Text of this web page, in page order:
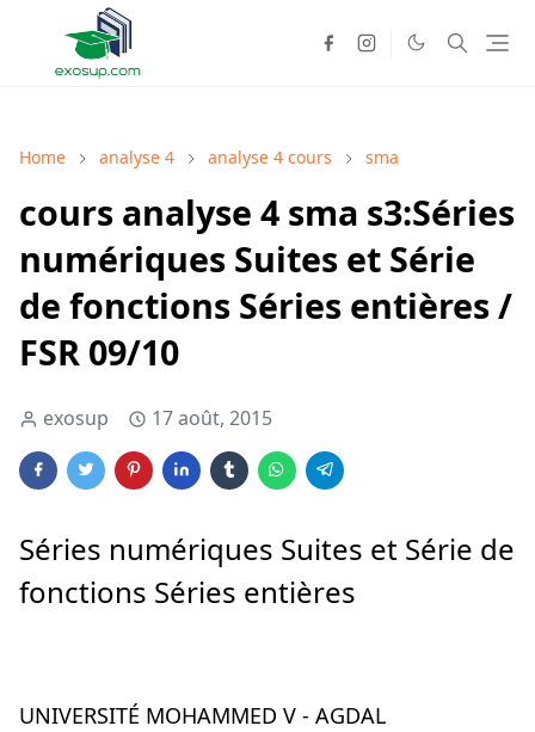
Home analyse 4 analyse 4 cours sma
cours analyse 4 sma s3:Séries
numériques Suites et Série
de fonctions Séries entières /
FSR 09/10
exosup 17 août, 2015
Séries numériques Suites et Série de
fonctions Séries entières
UNIVERSITÉ MOHAMMED V - AGDAL